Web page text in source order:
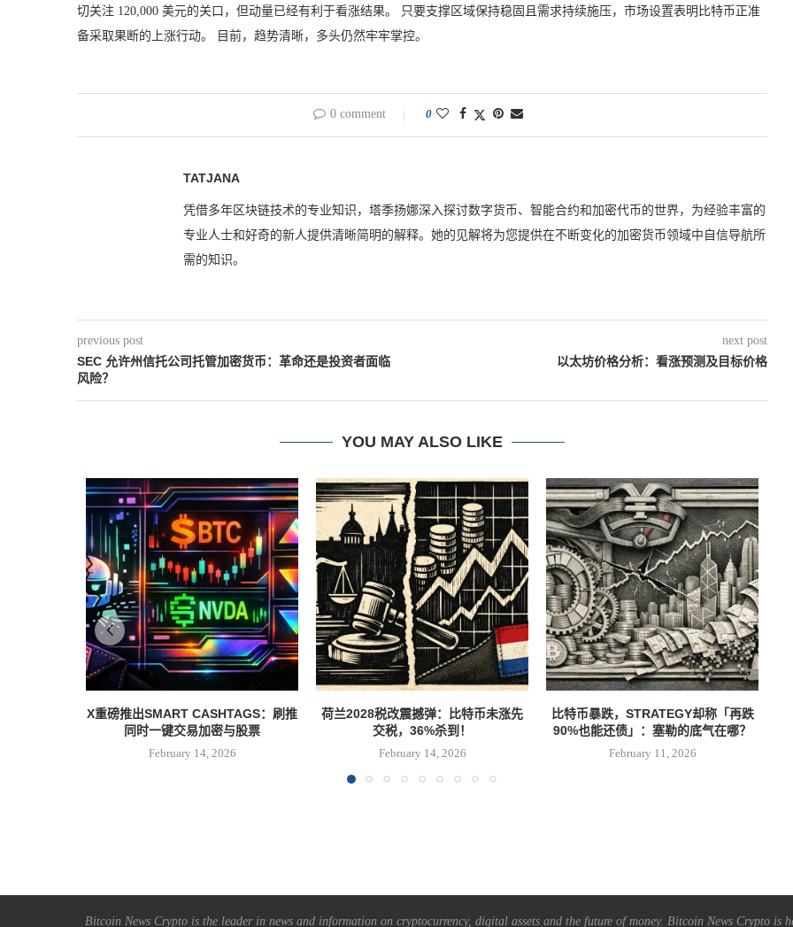
切关注 120,000 美元的关口，但动量已经有利于看涨结果。 只要支撑区域保持稳固且需求持续施压，市场设置表明比特币正准
备采取果断的上涨行动。 目前，趋势清晰，多头仍然牢牢掌控。
0 comment 0
TATJANA
凭借多年区块链技术的专业知识，塔季扬娜深入探讨数字货币、智能合约和加密代币的世界，为经验丰富的
专业人士和好奇的新人提供清晰简明的解释。她的见解将为您提供在不断变化的加密货币领域中自信导航所
需的知识。
previous post
SEC 允许州信托公司托管加密货币：革命还是投资者面临
风险？
next post
以太坊价格分析：看涨预测及目标价格
YOU MAY ALSO LIKE
X重磅推出SMART CASHTAGS：刷推
同时一键交易加密与股票
February 14, 2026
荷兰2028税改震撼弹：比特币未涨先
交税，36%杀到！
February 14, 2026
比特币暴跌，STRATEGY却称「再跌
90%也能还债」：塞勒的底气在哪？
February 11, 2026
Bitcoin News Crypto is the leader in news and information on cryptocurrency, digital assets and the future of money. Bitcoin News Crypto is